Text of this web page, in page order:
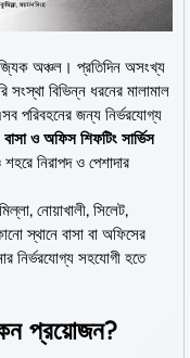
অঞ্চল। প্রতিদিন অসংখ্য
সংস্থা বিভিন্ন ধরনের মালামাল
পরিবহনের জন্য নির্ভরযোগ্য
ও অফিস শিফটিং সার্ভিস
নিরাপদ ও পেশাদার
নোয়াখালী, সিলেট,
স্থানে বাসা বা অফিসের
নির্ভরযোগ্য সহযোগী হতে
প্রয়োজন?